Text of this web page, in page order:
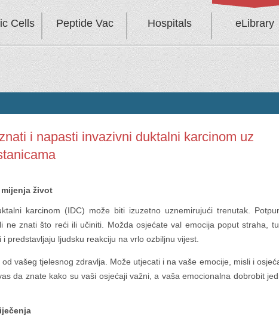
Cells Peptide Vac Hospitals eLibrary
i napasti invazivni duktalni karcinom uz
život
karcinom (IDC) može biti izuzetno uznemirujući trenutak.
ne znati što reći ili učiniti. Možda osjećate val emocija poput straha,
predstavljaju ljudsku reakciju na vrlo ozbiljnu vijest.
vašeg tjelesnog zdravlja. Može utjecati i na vaše emocije, misli i
da znate kako su vaši osjećaji važni, a vaša emocionalna dobrobit